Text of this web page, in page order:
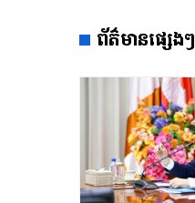
ព័ត៌មានផ្សេងៗ